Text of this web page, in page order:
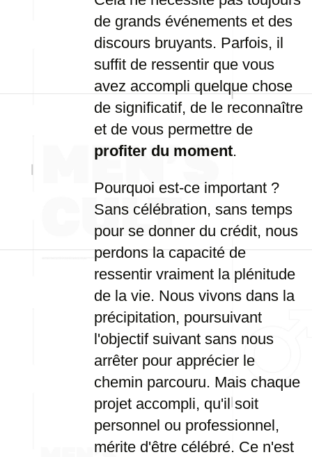
de grands événements et des
discours bruyants. Parfois, il
suffit de ressentir que vous
avez accompli quelque chose
de significatif, de le reconnaître
et de vous permettre de
profiter du moment.
Pourquoi est-ce important ?
Sans célébration, sans temps
pour se donner du crédit, nous
perdons la capacité de
ressentir vraiment la plénitude
de la vie. Nous vivons dans la
précipitation, poursuivant
l'objectif suivant sans nous
arrêter pour apprécier le
chemin parcouru. Mais chaque
projet accompli, qu'il soit
personnel ou professionnel,
mérite d'être célébré. Ce n'est